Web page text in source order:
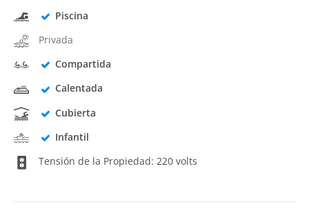
Piscina
Privada
Compartida
Calentada
Cubierta
Infantil
Tensión de la Propiedad: 220 volts